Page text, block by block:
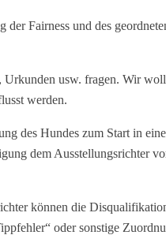
Fairness und des
Urkunden usw. fragen. Wir
werden.
des Hundes zum Start in
dem Ausstellungsrichter
können die
oder sonstige